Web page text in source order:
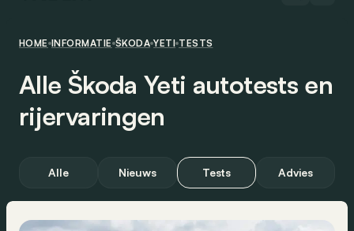
HOME INFORMATIE ŠKODA YETI TESTS
Alle Škoda Yeti autotests en
rijervaringen
Alle Nieuws Tests Advies